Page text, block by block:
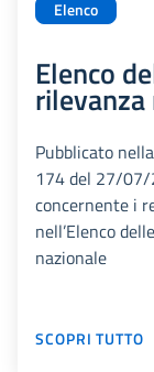
Elenco
Elenco
Pubblicato
174 del 27/07/
concernente i
nell’Elenco
nazionale
SCOPRI TUTTO